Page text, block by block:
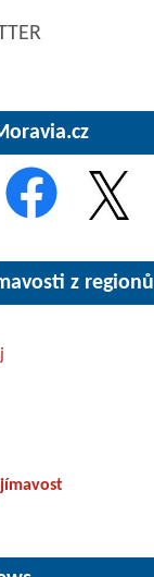
z regionů